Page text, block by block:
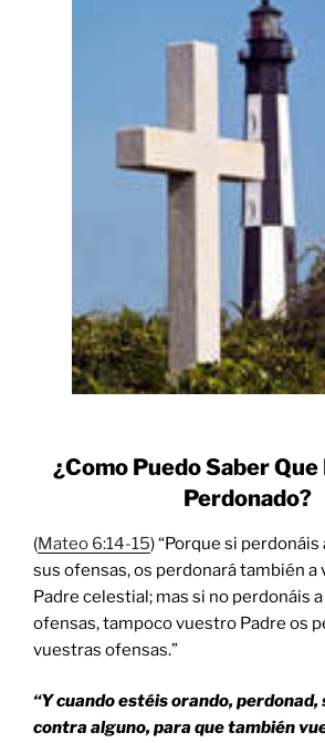
¿Como Puedo Saber Que
Perdonado?
(Mateo 6:14-15) “Porque si
sus ofensas, os perdonará también
Padre celestial; mas si no perdonáis
ofensas, tampoco vuestro Padre os
vuestras ofensas.”
“Y cuando estéis orando, perdonad,
contra alguno, para que también